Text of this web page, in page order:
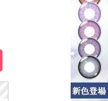
6,850円(税込)